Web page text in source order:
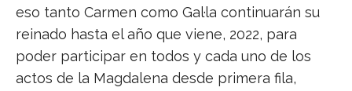
eso tanto Carmen como Gal·la continuarán su
reinado hasta el año que viene, 2022, para
poder participar en todos y cada uno de los
actos de la Magdalena desde primera fila,